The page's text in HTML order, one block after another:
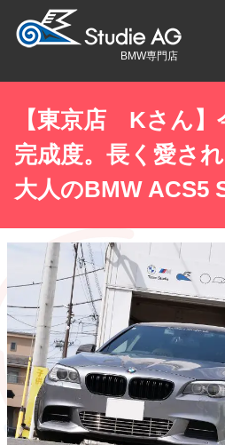
BMW専門店
【東京店 Kさん】
完成度。長く愛さ
大人のBMW ACS5